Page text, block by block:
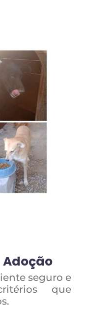
seguro e
que